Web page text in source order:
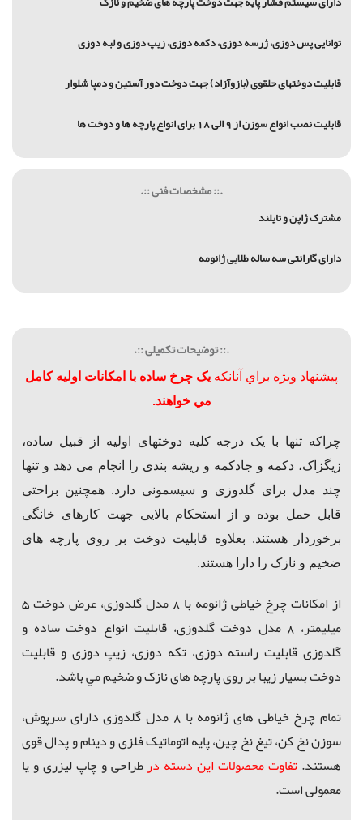
توانایی پس دوزی، ژرسه دوزی، دکمه دوزی، زیپ دوزی و لبه دوزی
قابلیت دوختهای حلقوی (بازوآزاد) جهت دوخت دور آستین و دمپا شلوار
قابلیت نصب انواع سوزن از 9 الی 18 برای انواع پارچه ها و دوخت ها
.:: مشخصات فنی ::.
مشترک ژاپن و تایلند
دارای گارانتی سه ساله طلایی ژانومه
.:: توضیحات تکمیلی ::.
پيشنهاد ويژه براي آنانكه یک چرخ ساده با امکانات اولیه کامل
مي خواهند.
چراکه تنها با یک درجه کلیه دوختهای اولیه از قبیل ساده،
زیگزاک، دکمه و جادکمه و ریشه بندی را انجام می دهد و تنها
چند مدل برای گلدوزی و سیسمونی دارد. همچنین براحتی
قابل حمل بوده و از
استحکام بالایی جهت کارهای خانگی
برخوردار هستند. بعلاوه قابلیت دوخت بر روی پارچه های
ضخیم و نازک را دارا هستند.
از امكانات چرخ خیاطی ژانومه با 8 مدل گلدوزی، عرض دوخت 5
میلیمتر، 8 مدل دوخت گلدوزی، قابلیت انواع دوخت ساده و
گلدوزی قابلیت راسته دوزی، تکه دوزی، زیپ دوزی و قابلیت
دوخت بسیار زیبابر روی پارچه های نازک و ضخیم مي باشد.
تمام چرخ خیاطی های ژانومه با 8 مدل گلدوزی دارای سرپوش،
سوزن نخ کن، تیغ نخ چین، پایه اتوماتیک فلزی و دینام و پدال قوی
هستند.تفاوت محصولات این دسته درطراحی و چاپ لیزری و یا
معمولی است.